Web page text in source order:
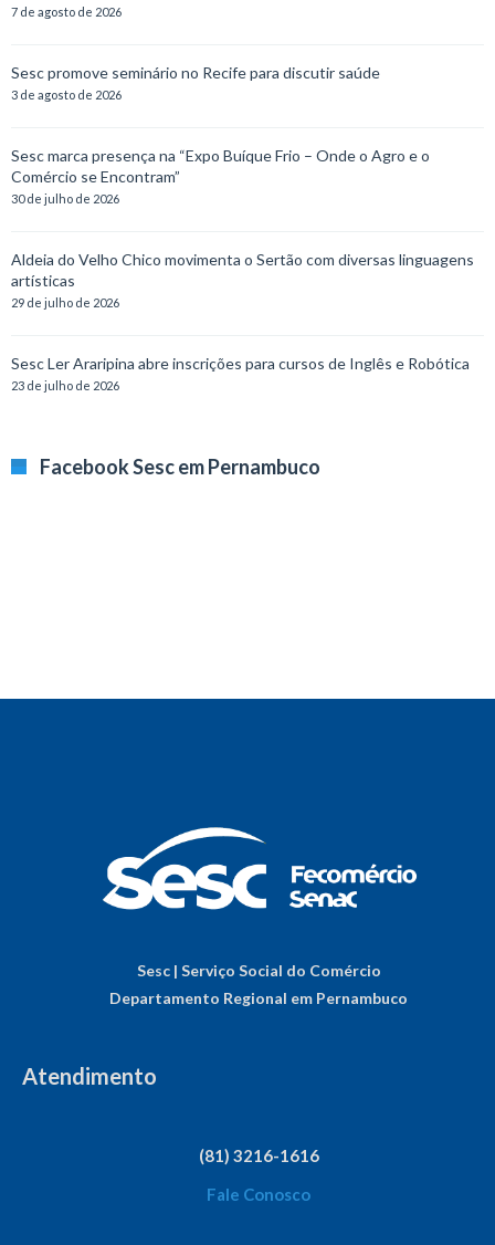
7 de agosto de 2026
Sesc promove seminário no Recife para discutir saúde
3 de agosto de 2026
Sesc marca presença na “Expo Buíque Frio – Onde o Agro e o
Comércio se Encontram”
30 de julho de 2026
Aldeia do Velho Chico movimenta o Sertão com diversas linguagens
artísticas
29 de julho de 2026
Sesc Ler Araripina abre inscrições para cursos de Inglês e Robótica
23 de julho de 2026
Facebook Sesc em Pernambuco
Sesc | Serviço Social do Comércio
Departamento Regional em Pernambuco
Atendimento
(81) 3216-1616
Fale Conosco